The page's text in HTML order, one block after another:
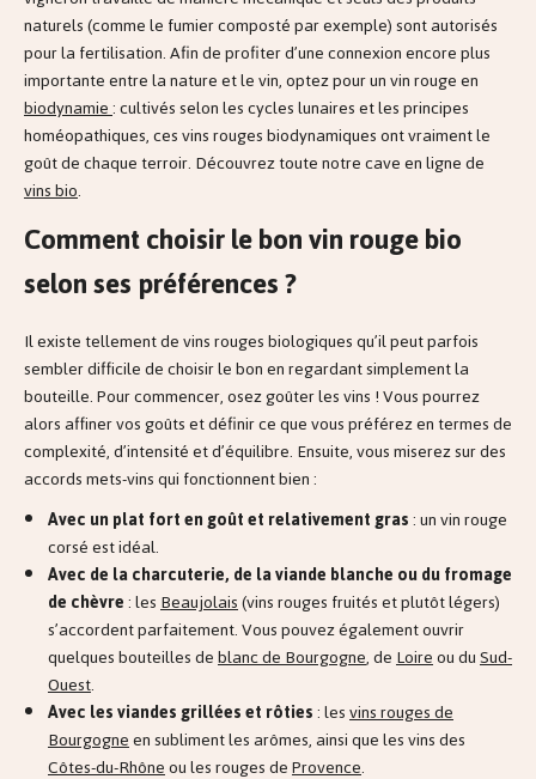
naturels (comme le fumier composté par exemple) sont autorisés
pour la fertilisation. Afin de profiter d’une connexion encore plus
importante entre la nature et le vin, optez pour un vin rouge en
biodynamie: cultivés selon les cycles lunaires et les principes
homéopathiques, ces vins rouges biodynamiques ont vraiment le
goût de chaque terroir. Découvrez toute notre cave en ligne de
vins bio.
Comment choisir le bon vin rouge bio
selon ses préférences ?
Il existe tellement de vins rouges biologiques qu’il peut parfois
sembler difficile de choisir le bon en regardant simplement la
bouteille. Pour commencer, osez goûter les vins ! Vous pourrez
alors affiner vos goûts et définir ce que vous préférez en termes de
complexité, d’intensité et d’équilibre. Ensuite, vous miserez sur des
accords mets-vins qui fonctionnent bien :
Avec un plat fort en goût et relativement gras: un vin rouge
corsé est idéal.
Avec de la charcuterie, de la viande blanche ou du fromage
de chèvre: lesBeaujolais(vins rouges fruités et plutôt légers)
s’accordent parfaitement. Vous pouvez également ouvrir
quelques bouteilles deblanc de Bourgogne, deLoireou duSud-
Ouest.
Avec les viandes grillées et rôties: lesvins rouges de
Bourgogneen subliment les arômes, ainsi que les vins des
Côtes-du-Rhôneou les rouges deProvence.